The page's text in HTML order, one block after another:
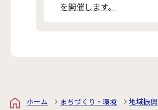
を開催します。
ホーム まちづくり・環境 地域振興